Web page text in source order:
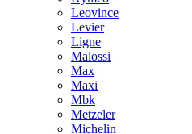
Leovince
Levier
Ligne
Malossi
Max
Maxi
Mbk
Metzeler
Michelin